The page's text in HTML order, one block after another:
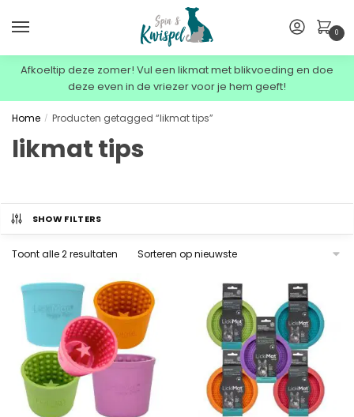
0
Afkoeltip deze zomer! Vul een likmat met blikvoeding en doe
deze even in de vriezer voor je hem geeft!
Home / Producten getagged “likmat tips”
likmat tips
SHOW FILTERS
Toont alle 2 resultaten